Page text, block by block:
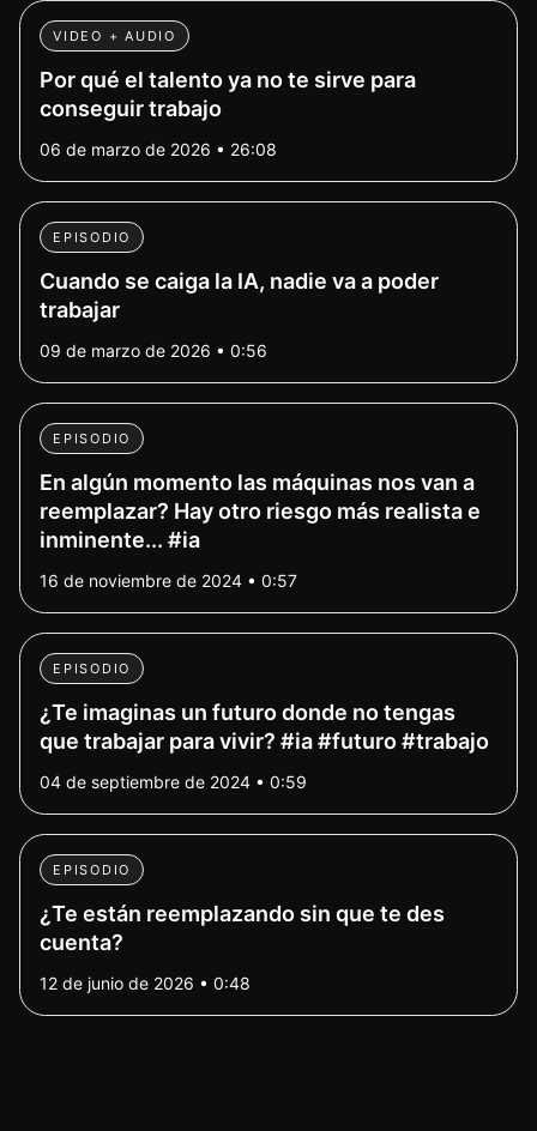
VIDEO + AUDIO
Por qué el talento ya no te sirve para
conseguir trabajo
06 de marzo de 2026 • 26:08
EPISODIO
Cuando se caiga la IA, nadie va a poder
trabajar
09 de marzo de 2026 • 0:56
EPISODIO
En algún momento las máquinas nos van a
reemplazar? Hay otro riesgo más realista e
inminente... #ia
16 de noviembre de 2024 • 0:57
EPISODIO
¿Te imaginas un futuro donde no tengas
que trabajar para vivir? #ia #futuro #trabajo
04 de septiembre de 2024 • 0:59
EPISODIO
¿Te están reemplazando sin que te des
cuenta?
12 de junio de 2026 • 0:48